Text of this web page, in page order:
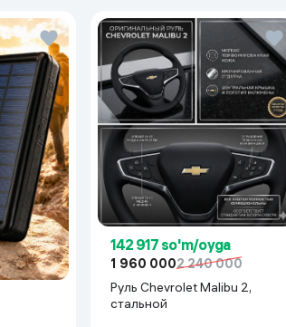
142 917 so'm/oyga
1 960 0002 240 000
Руль Chevrolet Malibu 2,
cтальной